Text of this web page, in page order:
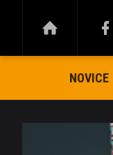
NOVICE